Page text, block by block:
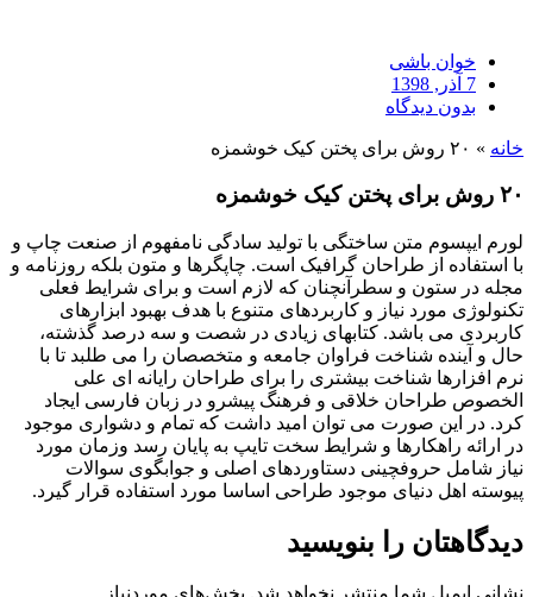
خوان باشی
7 آذر, 1398
بدون دیدگاه
خانه » ۲۰ روش برای پختن کیک خوشمزه
۲۰ روش برای پختن کیک خوشمزه
لورم ایپسوم متن ساختگی با تولید سادگی نامفهوم از صنعت چاپ و
با استفاده از طراحان گرافیک است. چاپگرها و متون بلکه روزنامه و
مجله در ستون و سطرآنچنان که لازم است و برای شرایط فعلی
تکنولوژی مورد نیاز و کاربردهای متنوع با هدف بهبود ابزارهای
کاربردی می باشد. کتابهای زیادی در شصت و سه درصد گذشته،
حال و آینده شناخت فراوان جامعه و متخصصان را می طلبد تا با
نرم افزارها شناخت بیشتری را برای طراحان رایانه ای علی
الخصوص طراحان خلاقی و فرهنگ پیشرو در زبان فارسی ایجاد
کرد. در این صورت می توان امید داشت که تمام و دشواری موجود
در ارائه راهکارها و شرایط سخت تایپ به پایان رسد وزمان مورد
نیاز شامل حروفچینی دستاوردهای اصلی و جوابگوی سوالات
پیوسته اهل دنیای موجود طراحی اساسا مورد استفاده قرار گیرد.
دیدگاهتان را بنویسید